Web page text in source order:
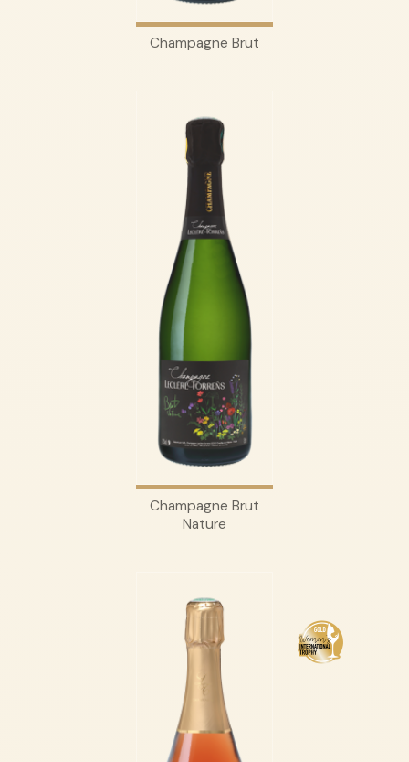
Champagne Brut
Champagne Brut
Nature